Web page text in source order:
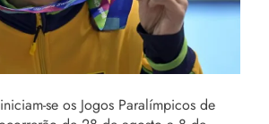
se os Jogos Paralímpicos de